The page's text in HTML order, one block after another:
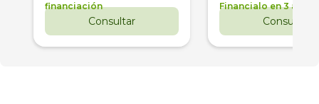
financiación
Consultar
Financialo en 3 años
Consultar